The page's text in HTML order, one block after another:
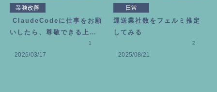
業務改善
ClaudeCodeに仕事をお願
いしたら、尊敬できる上司
2026/03/17
1
日常
運送業社数をフェルミ推定
してみる
2025/08/21
2